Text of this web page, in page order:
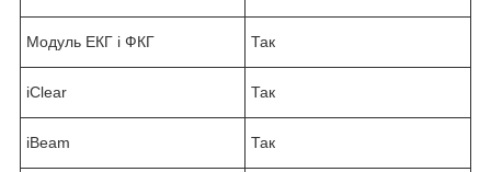
Модуль ЕКГ і ФКГ Так
iClear Так
iBeam Так